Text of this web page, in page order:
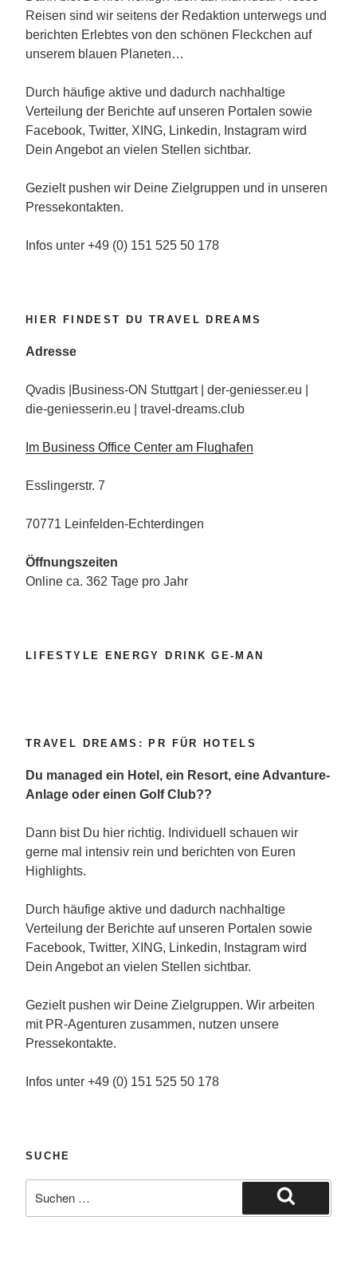
Reisen sind wir seitens der Redaktion unterwegs und
berichten Erlebtes von den schönen Fleckchen auf
unserem blauen Planeten…
Durch häufige aktive und dadurch nachhaltige
Verteilung der Berichte auf unseren Portalen sowie
Facebook, Twitter, XING, Linkedin, Instagram wird
Dein Angebot an vielen Stellen sichtbar.
Gezielt pushen wir Deine Zielgruppen und in unseren
Pressekontakten.
Infos unter +49 (0) 151 525 50 178
HIER FINDEST DU TRAVEL DREAMS
Adresse
Qvadis |Business-ON Stuttgart | der-geniesser.eu |
die-geniesserin.eu | travel-dreams.club
Im Business Office Center am Flughafen
Esslingerstr. 7
70771 Leinfelden-Echterdingen
Öffnungszeiten
Online ca. 362 Tage pro Jahr
LIFESTYLE ENERGY DRINK GE-MAN
TRAVEL DREAMS: PR FÜR HOTELS
Du managed ein Hotel, ein Resort, eine Advanture-
Anlage oder einen Golf Club??
Dann bist Du hier richtig. Individuell schauen wir
gerne mal intensiv rein und berichten von Euren
Highlights.
Durch häufige aktive und dadurch nachhaltige
Verteilung der Berichte auf unseren Portalen sowie
Facebook, Twitter, XING, Linkedin, Instagram wird
Dein Angebot an vielen Stellen sichtbar.
Gezielt pushen wir Deine Zielgruppen. Wir arbeiten
mit PR-Agenturen zusammen, nutzen unsere
Pressekontakte.
Infos unter +49 (0) 151 525 50 178
SUCHE
nach:
Suchen